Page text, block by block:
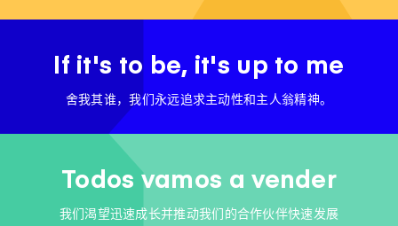
If it's to be, it's up to me
舍我其谁，我们永远追求主动性和主人翁精神。
Todos vamos a vender
我们渴望迅速成长并推动我们的合作伙伴快速发展